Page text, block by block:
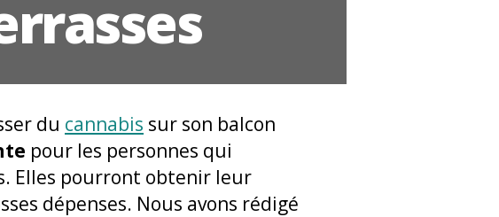
du cannabis sur son balcon
pour les personnes qui
Elles pourront obtenir leur
dépenses. Nous avons rédigé